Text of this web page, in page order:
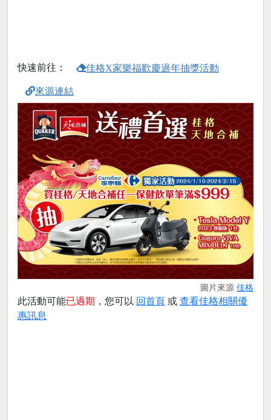
快速前往： 佳格X家樂福歡慶過年抽獎活動
來源連結
圖片來源 佳格
此活動可能已過期 ，您可以 回首頁 或 查看佳格相關優
惠訊息